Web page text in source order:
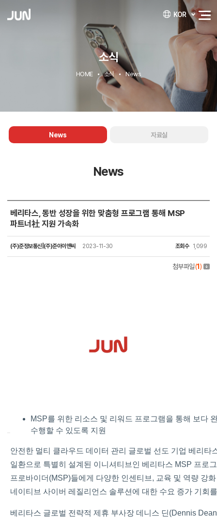
KOR
소식
HOME 소식 News
News 자료실
News
베리타스, 동반 성장을 위한 맞춤형 프로그램 통해 MSP
파트너社 지원 가속화
(주)준정보통신|(주)준아이앤씨 2023-11-30 조회수 1,099
첨부파일(1 )
MSP를 위한 리소스 및 리워드 프로그램을 통해 보다
수행할 수 있도록 지원
안전한 멀티 클라우드 데이터 관리 글로벌 선도 기업 베리
일환으로 특별히 설계된 이니셔티브인 베리타스 MSP 프로
프로바이더(MSP)들에게 다양한 인센티브, 교육 및 역량 강
네이티브 사이버 레질리언스 솔루션에 대한 수요 증가 기회
베리타스 글로벌 전략적 제휴 부사장 데니스 딘(Dennis